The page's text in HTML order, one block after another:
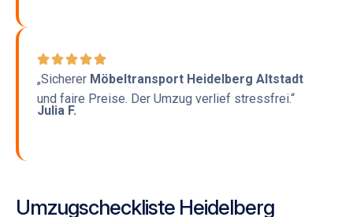
„Sicherer Möbeltransport Heidelberg Altstadt
und faire Preise. Der Umzug verlief stressfrei.“
Julia F.
Umzugscheckliste Heidelberg